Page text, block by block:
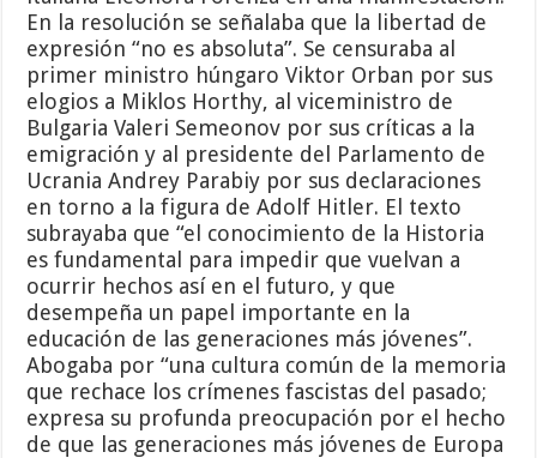
En la resolución se señalaba que la libertad de
expresión “no es absoluta”. Se censuraba al
primer ministro húngaro Viktor Orban por sus
elogios a Miklos Horthy, al viceministro de
Bulgaria Valeri Semeonov por sus críticas a la
emigración y al presidente del Parlamento de
Ucrania Andrey Parabiy por sus declaraciones
en torno a la figura de Adolf Hitler. El texto
subrayaba que “el conocimiento de la Historia
es fundamental para impedir que vuelvan a
ocurrir hechos así en el futuro, y que
desempeña un papel importante en la
educación de las generaciones más jóvenes”.
Abogaba por “una cultura común de la memoria
que rechace los crímenes fascistas del pasado;
expresa su profunda preocupación por el hecho
de que las generaciones más jóvenes de Europa